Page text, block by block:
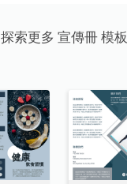
探索更多 宣傳冊 模板